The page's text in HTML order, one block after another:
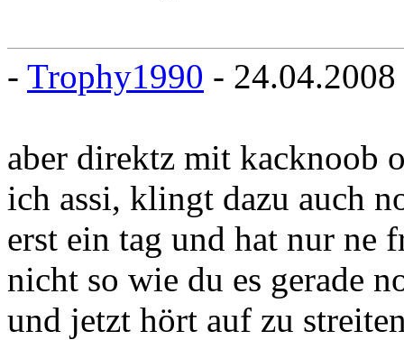
- Trophy1990 - 24.04.2008
aber direktz mit kacknoob
ich assi, klingt dazu auch
erst ein tag und hat nur ne
nicht so wie du es gerade
und jetzt hört auf zu